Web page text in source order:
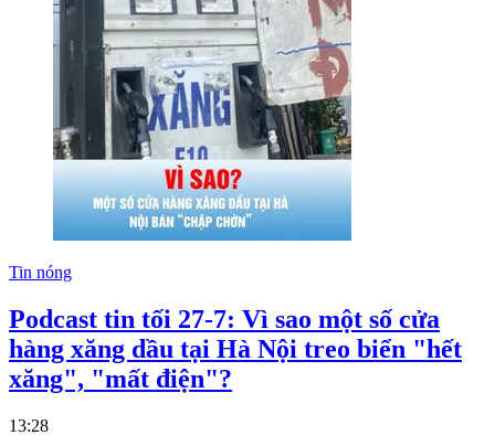
Tin nóng
Podcast tin tối 27-7: Vì sao một số cửa
hàng xăng dầu tại Hà Nội treo biển "hết
xăng", "mất điện"?
13:28